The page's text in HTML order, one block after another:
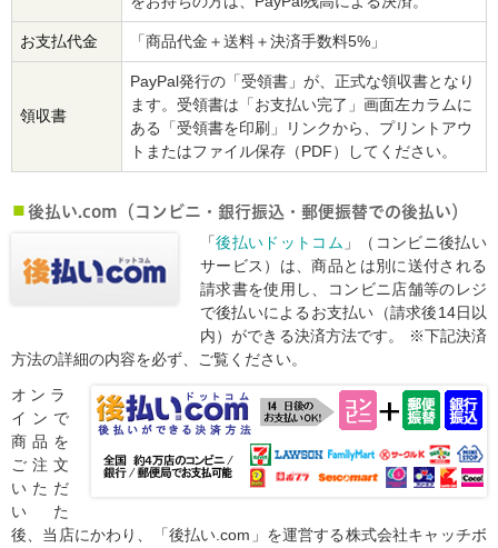
お支払代金 「商品代金＋送料＋決済手数料5%」
領収書
PayPal発行の「受領書」が、正式な領収書となり
ます。受領書は「お支払い完了」画面左カラムに
ある「受領書を印刷」リンクから、プリントアウ
トまたはファイル保存（PDF）してください。
後払い.com（コンビニ・銀行振込・郵便振替での後払い）
「後払いドットコム 」（コンビニ後払い
サービス）は、商品とは別に送付される
請求書を使用し、コンビニ店舗等のレジ
で後払いによるお支払い（請求後14日以
内）ができる決済方法です。 ※下記決済
方法の詳細の内容を必ず、ご覧ください。
オンラ
インで
商品を
ご注文
いただ
いた
後、当店にかわり、「後払い.com」を運営する株式会社キャッチボ